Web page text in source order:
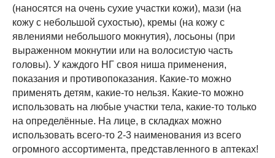
(наносятся на очень сухие участки кожи), мази (на
кожу с небольшой сухостью), кремы (на кожу с
явлениями небольшого мокнутия), лосьоны (при
выраженном мокнутии или на волосистую часть
головы). У каждого НГ своя ниша применения,
показания и противопоказания. Какие-то можно
применять детям, какие-то нельзя. Какие-то можно
использовать на любые участки тела, какие-то только
на определённые. На лице, в складках можно
использовать всего-то 2-3 наименования из всего
огромного ассортимента, представленного в аптеках!